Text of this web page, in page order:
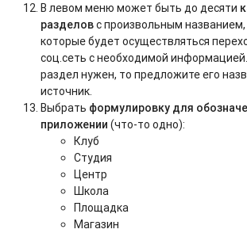
В левом меню может быть до десяти
разделовс произвольным
которые будет осуществляться
соц.сеть с необходимой
раздел нужен, то предложите его
источник.
Выбрать формулировку для
приложении (что-то одно):
Клуб
Студия
Центр
Школа
Площадка
Магазин